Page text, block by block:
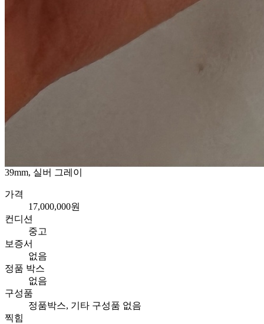
39mm, 실버 그레이
가격
17,000,000원
컨디션
중고
보증서
없음
정품 박스
없음
구성품
정품박스, 기타 구성품 없음
찍힘